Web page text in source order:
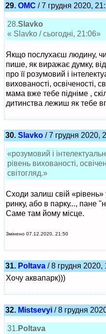
29. ОМС / 7 грудня 2020,
28.Slavko
« Slavko / сьогодні, 21:06»
Якщо послухаєш людину,
пише, як виражає думку,
про її розумовий і
вихованості, освіченості,
мама вже тебе підніме ,
дитинства лежиш як тебе
30. Slavko / 7 грудня 2020,
«розумовий і
рівень вихованості,
світогляд.»
Сходи залиш свій «рівень»
ринку, або в парку..., пане
Саме там йому місце.
Змінено 07.12.2020, 21:50
31. Poltava / 8 грудня 2020,
Хочу аквапарк)))
32. Mistsevyi / 8 грудня
31. Poltava